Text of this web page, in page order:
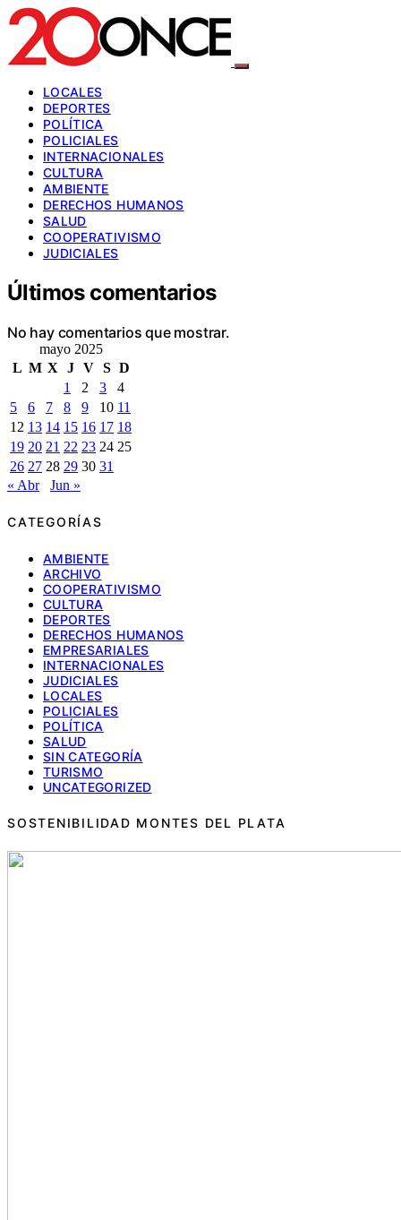
LOCALES
DEPORTES
POLÍTICA
POLICIALES
INTERNACIONALES
CULTURA
AMBIENTE
DERECHOS HUMANOS
SALUD
COOPERATIVISMO
JUDICIALES
Últimos comentarios
No hay comentarios que mostrar.
mayo 2025
L M X J V S D
1
2 3
4
5
6 7 8 9 10 11
12 13 14 15 16 17 18
19 20 21 22 23 24 25
26 27 28 29 30 31
« Abr
Jun »
CATEGORÍAS
AMBIENTE
ARCHIVO
COOPERATIVISMO
CULTURA
DEPORTES
DERECHOS HUMANOS
EMPRESARIALES
INTERNACIONALES
JUDICIALES
LOCALES
POLICIALES
POLÍTICA
SALUD
SIN CATEGORÍA
TURISMO
UNCATEGORIZED
SOSTENIBILIDAD MONTES DEL PLATA